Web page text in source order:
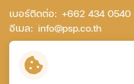
เบอร์ติดต่อ: +662 434 0540
อีเมล: info@psp.co.th
ติดต่อเรา